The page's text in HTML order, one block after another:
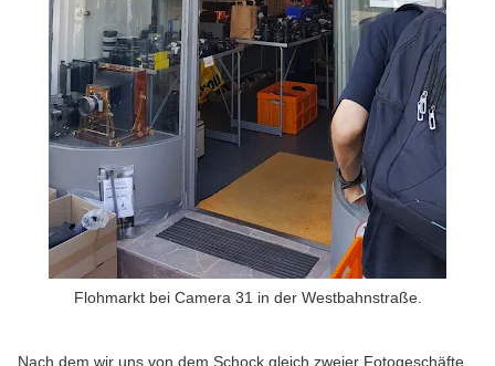
Flohmarkt bei Camera 31 in der Westbahnstraße.
Nach dem wir uns von dem Schock gleich zweier Fotogeschäfte